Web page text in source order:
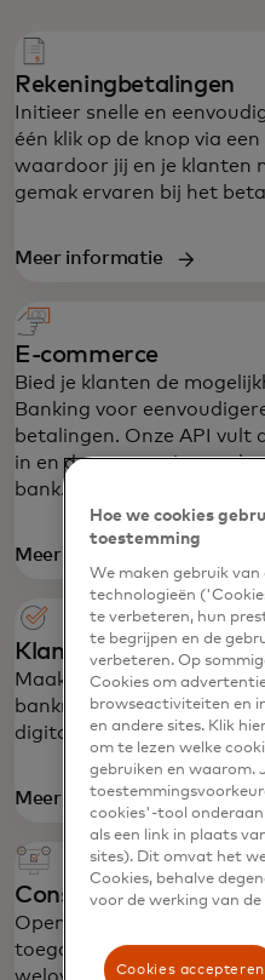
Rekeningbetalingen
Initieer snelle en
één klik op de knop via
waardoor jij en je klanten
gemak ervaren bij het
Meer informatie
E-commerce
Bied je klanten de
Banking voor
betalingen. Onze API vult
in en de transactie wordt
bank.
Meer informatie
Klantonboarding
Maak onmiddellijke
bankrekeningeigendom
digitale onboarding en
Meer informatie
Consumentenleningen
Open Banking-
toegang tot de realtime
Hoe we cookies
toestemming
We maken gebruik van
technologieën
te verbeteren, hun
te begrijpen en de
verbeteren. Op
Cookies om
browseactiviteiten en
en andere sites. Klik
om te lezen welke
gebruiken en waarom.
cookies'-tool
als een link in plaats
sites). Dit omvat het
Cookies, behalve
voor de werking van de
Cookies accepteren